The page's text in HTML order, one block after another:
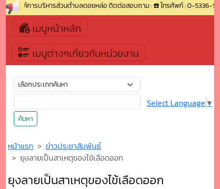
สู่องค์การบริหารส่วนตำบลดอยหล่อ ติดต่อสอบถาม : ☎️ โทรศัพท์ : 0-5336-
เมนูหน้าหลัก
เมนูต่างๆเกี่ยวกับหน่วยงาน
ค้นหา
Select Language ▼
หน้าแรก
ข่าวประชาสัมพันธ์
ยุงลายเป็นสาเหตุของไข้เลือดออก
ยุงลายเป็นสาเหตุของไข้เลือดออก